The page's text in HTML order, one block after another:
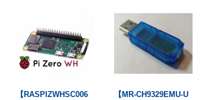
【RASPIZWHSC006
【MR-CH9329EMU-U